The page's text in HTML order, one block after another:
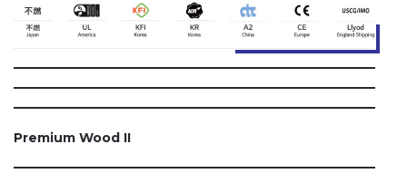
Premium Wood II